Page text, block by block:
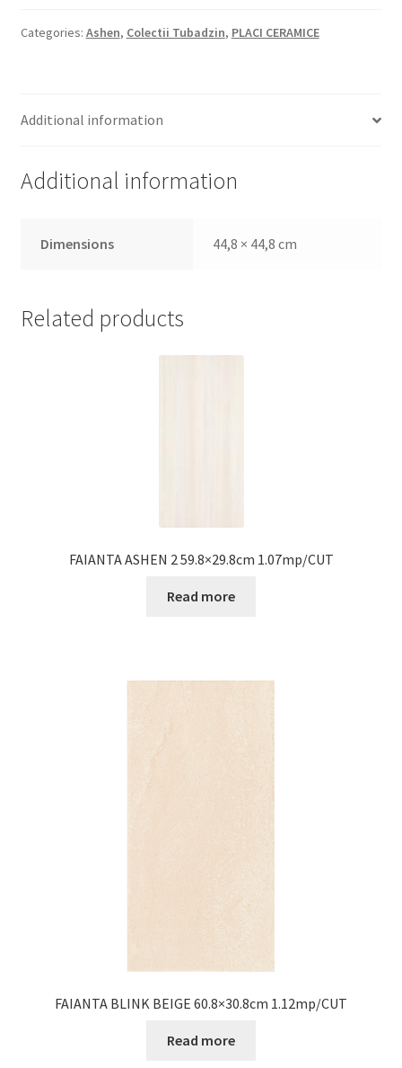
Categories: Ashen, Colectii Tubadzin, PLACI CERAMICE
Additional information
Additional information
Dimensions 44,8 × 44,8 cm
Related products
FAIANTA ASHEN 2 59.8×29.8cm 1.07mp/CUT
Read more
FAIANTA BLINK BEIGE 60.8×30.8cm 1.12mp/CUT
Read more